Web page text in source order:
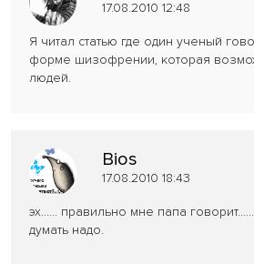
17.08.2010 12:48
Я читал статью где один ученый
форме шизофрении, которая
людей.
Bios
17.08.2010 18:43
эх...... правильно мне папа
думать надо.